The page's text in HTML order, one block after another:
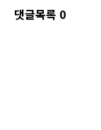
댓글목록 0